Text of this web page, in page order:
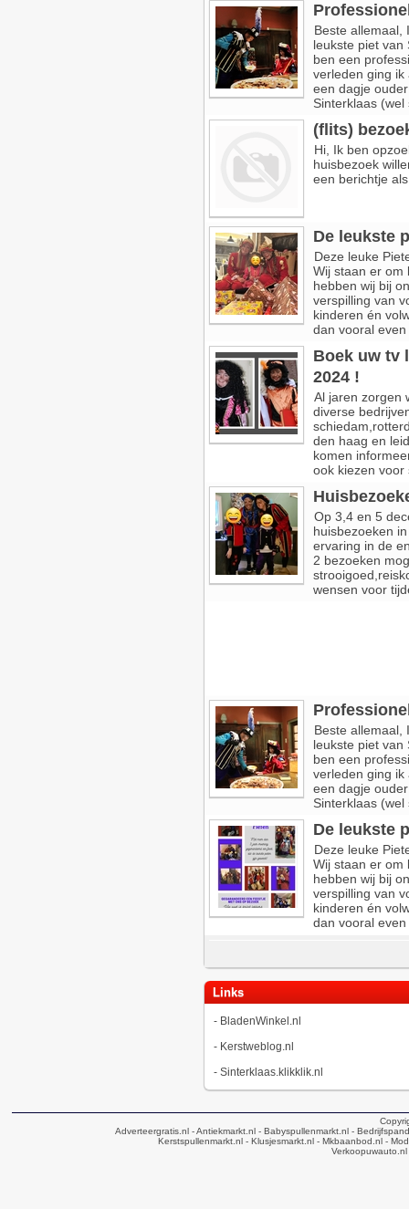
Beste allemaal,
leukste piet van
ben een
verleden ging ik
een dagje
Sinterklaas
(flits)
Hi, Ik ben
huisbezoek
een berichtje
De leukste
Deze leuke
Wij staan er om
hebben wij bij
verspilling van
kinderen én
dan vooral
Boek uw tv
2024 !
Al jaren zorgen
diverse
den haag en
komen
ook kiezen voor
Op 3,4 en 5
huisbezoeken
ervaring in de
2 bezoeken
wensen voor
Beste allemaal,
leukste piet van
ben een
verleden ging ik
een dagje
Sinterklaas
De leukste
Deze leuke
Wij staan er om
hebben wij bij
verspilling van
kinderen én
dan vooral
Links
- BladenWinkel.nl
- Kerstweblog.nl
- Sinterklaas.klikklik.nl
Adverteergratis.nl - Antiekmarkt.nl - Babyspullenmarkt.nl -
Kerstspullenmarkt.nl- Klusjesmarkt.nl- Mkbaanbod.nl-
Verkoopuwauto.nl